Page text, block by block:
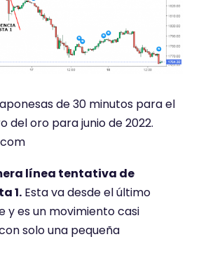
de 30 minutos para el
del oro para junio de 2022.
línea tentativa de
1. Esta va desde el último
y es un movimiento casi
solo una pequeña